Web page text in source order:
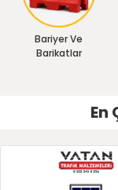
Bariyer Ve
Barikatlar
En